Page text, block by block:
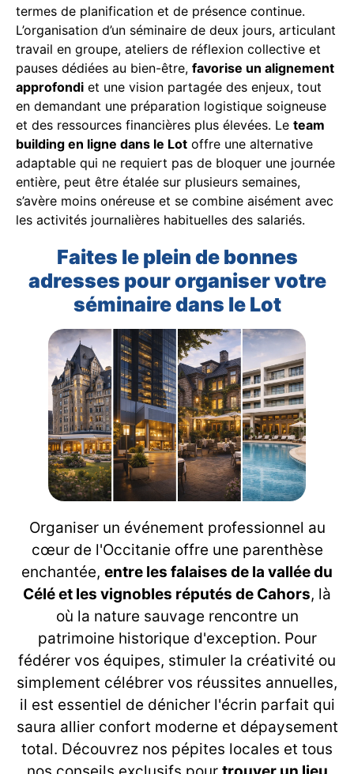
termes de planification et de présence continue.
L’organisation d’un séminaire de deux jours, articulant
travail en groupe, ateliers de réflexion collective et
pauses dédiées au bien-être, favorise un alignement
approfondi et une vision partagée des enjeux, tout
en demandant une préparation logistique soigneuse
et des ressources financières plus élevées. Le team
building en ligne dans le Lot offre une alternative
adaptable qui ne requiert pas de bloquer une journée
entière, peut être étalée sur plusieurs semaines,
s’avère moins onéreuse et se combine aisément avec
les activités journalières habituelles des salariés.
Faites le plein de bonnes
adresses pour organiser votre
séminaire dans le Lot
Organiser un événement professionnel au
cœur de l'Occitanie offre une parenthèse
enchantée, entre les falaises de la vallée du
Célé et les vignobles réputés de Cahors, là
où la nature sauvage rencontre un
patrimoine historique d'exception. Pour
fédérer vos équipes, stimuler la créativité ou
simplement célébrer vos réussites annuelles,
il est essentiel de dénicher l'écrin parfait qui
saura allier confort moderne et dépaysement
total. Découvrez nos pépites locales et tous